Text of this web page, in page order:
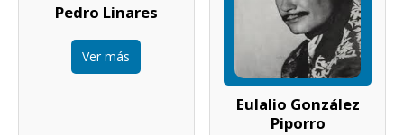
Pedro Linares
Ver más
Eulalio González
Piporro